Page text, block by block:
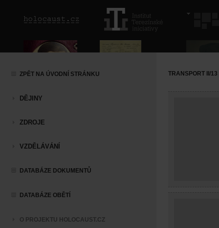
ZPĚT NA ÚVODNÍ STRÁNKU
DĚJINY
ZDROJE
VZDĚLÁVÁNÍ
DATABÁZE DOKUMENTŮ
DATABÁZE OBĚTÍ
O PROJEKTU HOLOCAUST.CZ
TRANSPORT II/